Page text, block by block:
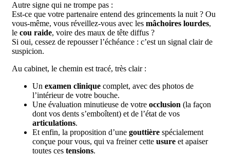
Autre signe qui ne trompe pas :
Est-ce que votre partenaire entend des grincements la nuit ? Ou
vous-même, vous réveillez-vous avec les mâchoires lourdes,
le cou raide, voire des maux de tête diffus ?
Si oui, cessez de repousser l’échéance : c’est un signal clair de
suspicion.
Au cabinet, le chemin est tracé, très clair :
Un examen clinique complet, avec des photos de
l’intérieur de votre bouche.
Une évaluation minutieuse de votre occlusion (la façon
dont vos dents s’emboîtent) et de l’état de vos
articulations.
Et enfin, la proposition d’une gouttière spécialement
conçue pour vous, qui va freiner cette usure et apaiser
toutes ces tensions.